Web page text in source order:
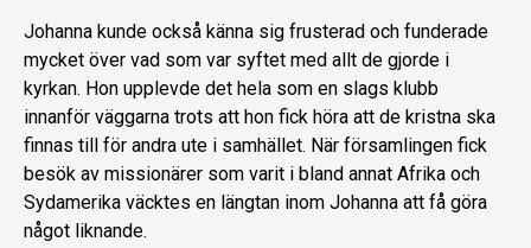
Johanna kunde också känna sig frusterad och funderade
mycket över vad som var syftet med allt de gjorde i
kyrkan. Hon upplevde det hela som en slags klubb
innanför väggarna trots att hon fick höra att de kristna ska
finnas till för andra ute i samhället. När församlingen fick
besök av missionärer som varit i bland annat Afrika och
Sydamerika väcktes en längtan inom Johanna att få göra
något liknande.